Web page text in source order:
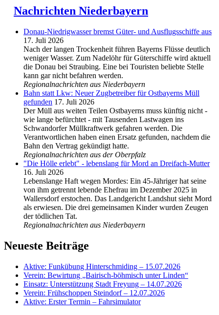
Nachrichten Niederbayern
Donau-Niedrigwasser bremst Güter- und Ausflugsschiffe aus
17. Juli 2026
Nach der langen Trockenheit führen Bayerns Flüsse deutlich
weniger Wasser. Zum Nadelöhr für Güterschiffe wird aktuell
die Donau bei Straubing. Eine bei Touristen beliebte Stelle
kann gar nicht befahren werden.
Regionalnachrichten aus Niederbayern
Bahn statt Lkw: Neuer Zugbetreiber für Ostbayerns Müll
gefunden 17. Juli 2026
Der Müll aus weiten Teilen Ostbayerns muss künftig nicht -
wie lange befürchtet - mit Tausenden Lastwagen ins
Schwandorfer Müllkraftwerk gefahren werden. Die
Verantwortlichen haben einen Ersatz gefunden, nachdem die
Bahn den Vertrag gekündigt hatte.
Regionalnachrichten aus der Oberpfalz
"Die Hölle erlebt" - lebenslang für Mord an Dreifach-Mutter
16. Juli 2026
Lebenslange Haft wegen Mordes: Ein 45-Jähriger hat seine
von ihm getrennt lebende Ehefrau im Dezember 2025 in
Wallersdorf erstochen. Das Landgericht Landshut sieht Mord
als erwiesen. Die drei gemeinsamen Kinder wurden Zeugen
der tödlichen Tat.
Regionalnachrichten aus Niederbayern
Neueste Beiträge
Aktive: Funkübung Hinterschmiding – 15.07.2026
Verein: Bewirtung „Bairisch-böhmisch unter Linden“
Einsatz: Unterstützung Stadt Freyung – 14.07.2026
Verein: Frühschoppen Steindorf – 12.07.2026
Aktive: Erster Termin – Fahrsimulator